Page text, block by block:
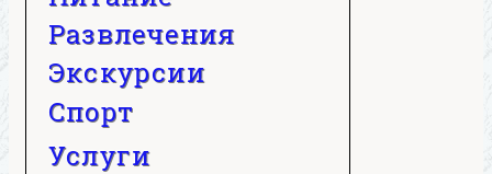
Развлечения
Экскурсии
Спорт
Услуги